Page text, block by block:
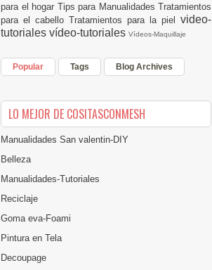
para el hogar Tips para Manualidades Tratamientos
para el cabello Tratamientos para la piel video-
tutoriales vídeo-tutoriales Vídeos-Maquillaje
Popular Tags Blog Archives
LO MEJOR DE COSITASCONMESH
Manualidades San valentin-DIY
Belleza
Manualidades-Tutoriales
Reciclaje
Goma eva-Foami
Pintura en Tela
Decoupage